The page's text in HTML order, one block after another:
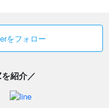
をフォロー
紹介／